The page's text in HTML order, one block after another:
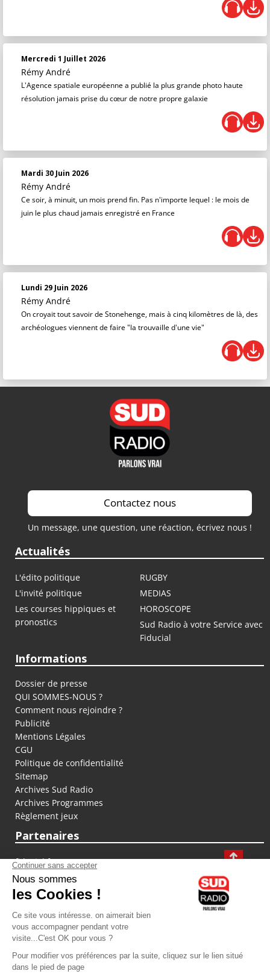
Mercredi 1 Juillet 2026
Rémy André
L'Agence spatiale européenne a publié la plus grande photo haute
résolution jamais prise du cœur de notre propre galaxie
Mardi 30 Juin 2026
Rémy André
Ce soir, à minuit, un mois prend fin. Pas n'importe lequel : le mois de
juin le plus chaud jamais enregistré en France
Lundi 29 Juin 2026
Rémy André
On croyait tout savoir de Stonehenge, mais à cinq kilomètres de là, des
archéologues viennent de faire "la trouvaille d'une vie"
Contactez nous
Un message, une question, une réaction, écrivez nous !
Actualités
L'édito politique
RUGBY
L'invité politique
MEDIAS
Les courses hippiques et
pronostics
HOROSCOPE
Sud Radio à votre Service avec
Fiducial
Informations
Dossier de presse
QUI SOMMES-NOUS ?
Comment nous rejoindre ?
Publicité
Mentions Légales
CGU
Politique de confidentialité
Sitemap
Archives Sud Radio
Archives Programmes
Règlement jeux
Partenaires
fiducial.fr
lyoncapitale.fr
olympique-et-lyonnais.com
L'application Iphone / Android
Téléchargez l'application